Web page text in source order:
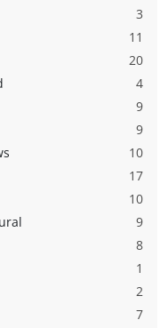
3
11
20
4
9
9
10
17
10
9
8
1
2
7